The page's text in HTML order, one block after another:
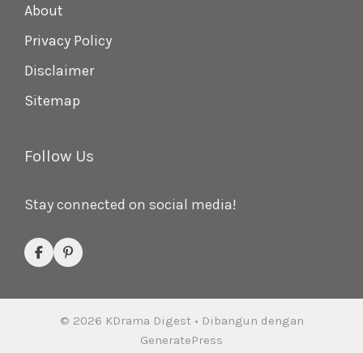
About
Privacy Policy
Disclaimer
Sitemap
Follow Us
Stay connected on social media!
© 2026 KDrama Digest• Dibangun dengan
GeneratePress